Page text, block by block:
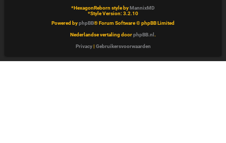
*HexagonReborn style byMannixMD
*Style Version: 3.2.10
Powered byphpBB® Forum Software © phpBB Limited
Nederlandse vertaling doorphpBB.nl .
Privacy| Gebruikersvoorwaarden